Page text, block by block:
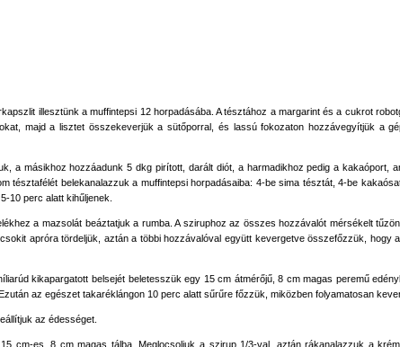
illesztünk a muffintepsi 12 horpadásába. A tésztához a margarint és a cukrot
majd a lisztet összekeverjük a sütőporral, és lassú fokozaton hozzávegyítjük a
a másikhoz hozzáadunk 5 dkg pirított, darált diót, a harmadikhoz pedig a kakaóport,
tésztafélét belekanalazzuk a muffintepsi horpadásaiba: 4-be sima tésztát, 4-be
10 perc alatt kihűljenek.
a mazsolát beáztatjuk a rumba. A sziruphoz az összes hozzávalót mérsékelt
apróra tördeljük, aztán a többi hozzávalóval együtt kevergetve összefőzzük, hogy
kikapargatott belsejét beletesszük egy 15 cm átmérőjű, 8 cm magas peremű
az egészet takaréklángon 10 perc alatt sűrűre főzzük, miközben folyamatosan
az édességet.
cm-es, 8 cm magas tálba. Meglocsoljuk a szirup 1/3-val, aztán rákanalazzuk a